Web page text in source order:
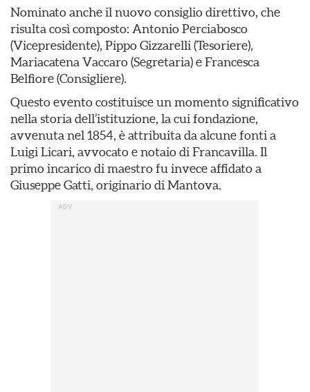
Nominato anche il nuovo consiglio direttivo, che
risulta così composto: Antonio Perciabosco
(Vicepresidente), Pippo Gizzarelli (Tesoriere),
Mariacatena Vaccaro (Segretaria) e Francesca
Belfiore (Consigliere).
Questo evento costituisce un momento significativo
nella storia dell’istituzione, la cui fondazione,
avvenuta nel 1854, è attribuita da alcune fonti a
Luigi Licari, avvocato e notaio di Francavilla. Il
primo incarico di maestro fu invece affidato a
Giuseppe Gatti, originario di Mantova.